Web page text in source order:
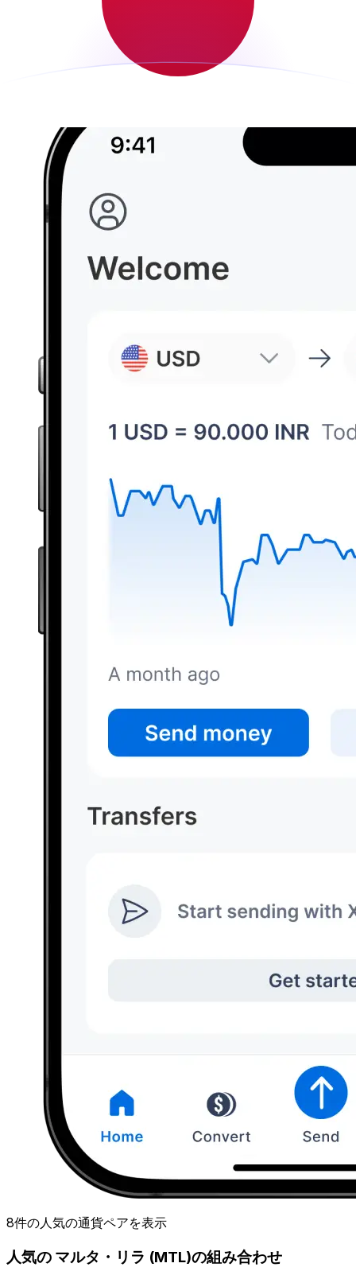
8件の人気の通貨ペアを表示
人気の マルタ・リラ (MTL)の組み合わせ